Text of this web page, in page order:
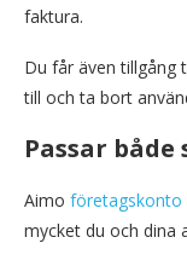
faktura.
Du får även tillgång
till och ta bort
Passar
Aimo företagskonto
mycket du och dina